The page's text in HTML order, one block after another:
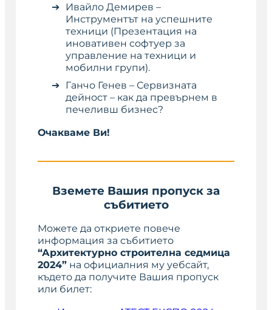
Ивайло Демирев –
Инструментът на успешните
техници (Презентация на
иновативен софтуер за
управление на техници и
мобилни групи).
Ганчо Генев – Сервизната
дейност – как да превърнем в
печеливш бизнес?
Очакваме Ви!
Вземете Вашия пропуск за
събитието
Можете да откриете повече
информация за събитието
“Архитектурно строителна седмица
2024” на официалния му уебсайт,
където да получите Вашия пропуск
или билет: